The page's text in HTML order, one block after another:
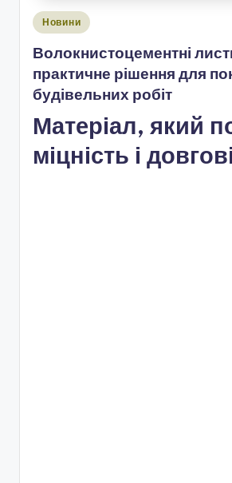
Опубліковано
Новини
Волокнистоцементні
практичне рішення для
будівельних робіт
Матеріал, який
міцність і